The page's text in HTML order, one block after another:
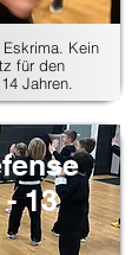
Kein
für den
Jahren.
13